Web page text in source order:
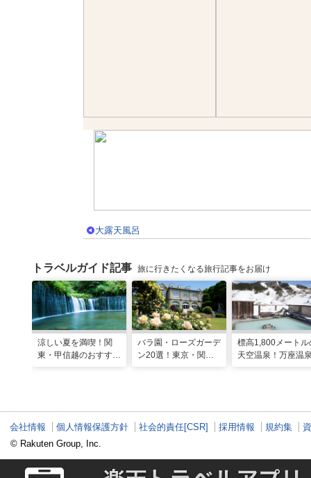
大露天風呂
トラベルガイド記事 旅に行きたくなる旅行記事をお届け
涼しい夏を満喫！関
東・甲信越のおすすめ
バラ園・ローズガーデ
ン20選！東京・関東
標高1,800メートル
天空温泉！万座温
会社情報 個人情報保護方針 社会的責任[CSR] 採用情報 規約集
© Rakuten Group, Inc.